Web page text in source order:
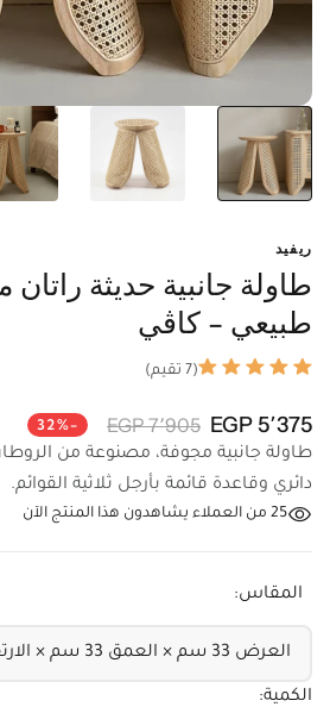
ريفيد
طاولة جانبية حديثة
طبيعي - كاڤي
(7 تقيم)
5٬375 EGP 7٬905 EGP -32%
طاولة جانبية مجوفة، مصنوعة من
طاولة دائري وقاعدة قائمة بأرجل ثلاثية
25 من العملاء يشاهدون هذا المنتج الآن
المقاس:
الكمية: